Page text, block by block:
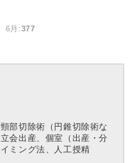
月:377
部切除術（円錐切除術な
会出産、個室（出産・分
ミング法、人工授精